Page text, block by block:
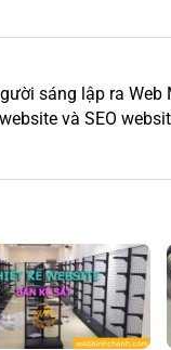
sáng lập ra
và SEO